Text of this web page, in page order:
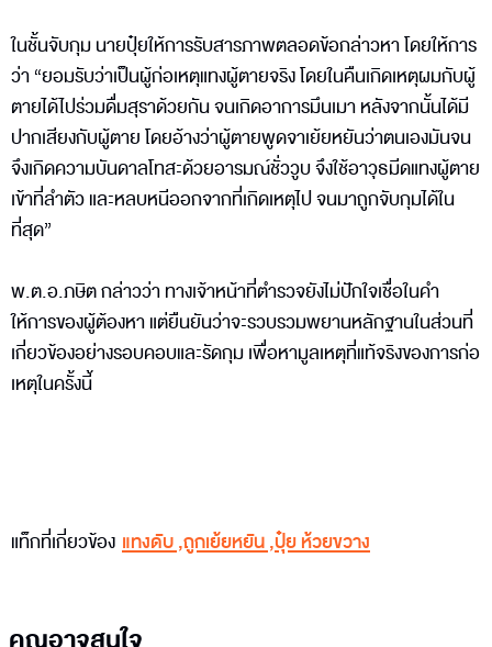
ในชั้นจับกุม นายปุ๋ยให้การรับสารภาพตลอดข้อกล่าวหา โดยให้การ
ว่า “ยอมรับว่าเป็นผู้ก่อเหตุแทงผู้ตายจริง โดยในคืนเกิดเหตุผมกับผู้
ตายได้ไปร่วมดื่มสุราด้วยกัน จนเกิดอาการมึนเมา หลังจากนั้นได้มี
ปากเสียงกับผู้ตาย โดยอ้างว่าผู้ตายพูดจาเย้ยหยันว่าตนเองมันจน
จึงเกิดความบันดาลโทสะด้วยอารมณ์ชั่ววูบ จึงใช้อาวุธมีดแทงผู้ตาย
เข้าที่ลำตัว และหลบหนีออกจากที่เกิดเหตุไป จนมาถูกจับกุมได้ใน
ที่สุด”
พ.ต.อ.ภษิต กล่าวว่า ทางเจ้าหน้าที่ตำรวจยังไม่ปักใจเชื่อในคำ
ให้การของผู้ต้องหา แต่ยืนยันว่าจะรวบรวมพยานหลักฐานในส่วนที่
เกี่ยวข้องอย่างรอบคอบและรัดกุม เพื่อหามูลเหตุที่แท้จริงของการก่อ
เหตุในครั้งนี้
แท็กที่เกี่ยวข้อง แทงดับ,ถูกเย้ยหยัน,ปุ๋ย ห้วยขวาง